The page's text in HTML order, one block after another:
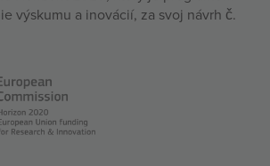
výskumu a inovácií, za svoj návrh č.